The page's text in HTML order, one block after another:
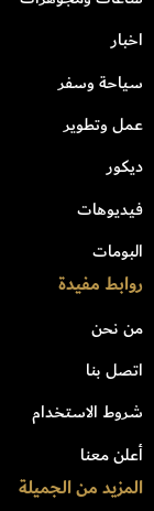
اخبار
سياحة وسفر
عمل وتطوير
ديكور
فيديوهات
البومات
روابط مفيدة
من نحن
اتصل بنا
شروط الاستخدام
أعلن معنا
المزيد من الجميلة